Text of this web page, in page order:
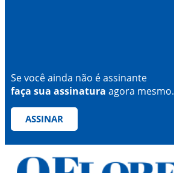
Se você ainda não é assinante
faça sua assinatura agora mesmo.
ASSINAR